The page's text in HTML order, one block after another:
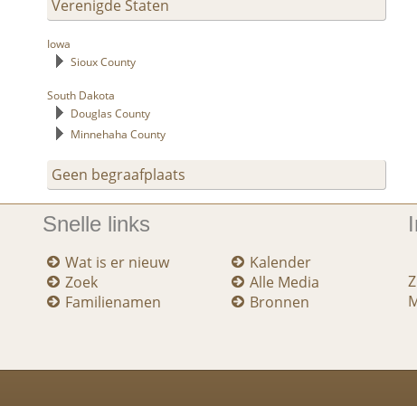
Verenigde Staten
Iowa
Sioux County
South Dakota
Douglas County
Minnehaha County
Geen begraafplaats
Snelle links
Wat is er nieuw
Zoek
Familienamen
Kalender
Alle Media
Bronnen